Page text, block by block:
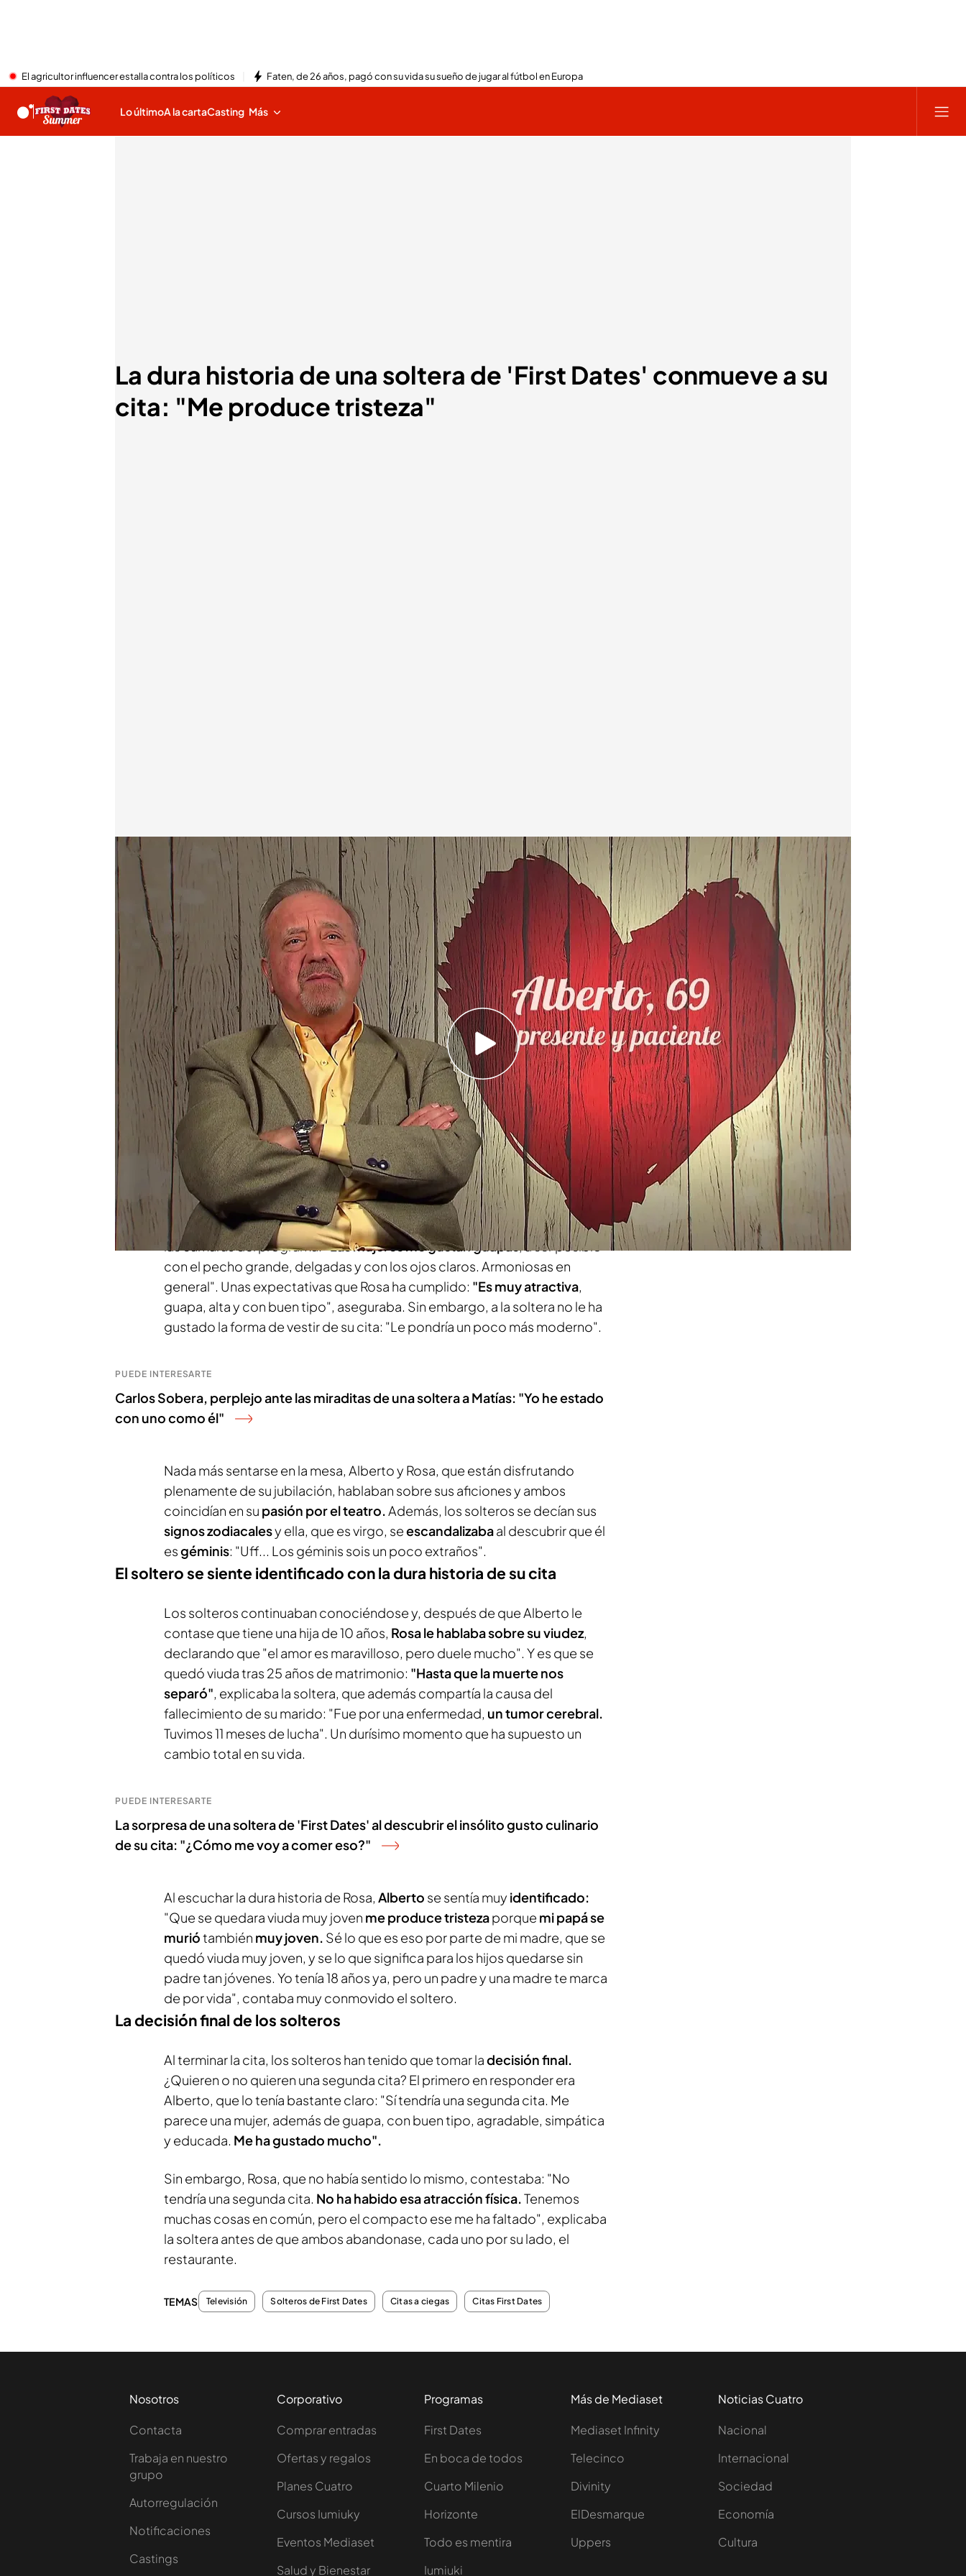
El agricultor influencer estalla contra los políticos Faten, de 26 años, pagó con su vida su sueño de jugar al fútbol en Europa
Lo últimoA la cartaCasting Más
La dura historia de una soltera de 'First Dates' conmueve a su
cita: "Me produce tristeza"
Un soltero se emociona con la historia de su cita cuatro.com
21 ENE 2026 - 22:55h.
Descubre al completo la cita de Alberto y Rosa en 'First Dates'
Una soltera de 'First Dates', en shock, tras descubrir la orientación
sexual de su cita: "¿En serio? ¡Qué loco!"
Compartir
Rosa tiene66 añosy está jubilada. La soltera llega a'First Dates'con
muchas ganas de encontrar pareja porque"lleva mucho tiempo sola".
Busca
un hombre que seaafína ella, alegre y con ganas de vivir, pero que,
sobre todo, seaindependiente: "Que no sea una mochila". Su cita es
Alberto, un empleado de banca jubilado de79 años.
El soltero tiene muy claro lo que busca en una mujer, y así se lo contaba a
las cámaras del programa:"Las mujeres me gustan guapas
, a ser posible
con el pecho grande, delgadas y con los ojos claros. Armoniosas en
general". Unas expectativas que Rosa ha cumplido: "Es muy atractiva,
guapa, alta y con buen tipo", aseguraba. Sin embargo, a la soltera no le ha
gustado la forma de vestir de su cita: "Le pondría un poco más moderno".
PUEDE INTERESARTE
Carlos Sobera, perplejo ante las miraditas de una soltera a Matías: "Yo he estado
con uno como él"
Nada más sentarse en la mesa, Alberto y Rosa, que están disfrutando
plenamente de su jubilación, hablaban sobre sus aficiones y ambos
coincidían en su pasión por el teatro.Además, los solteros se decían sus
signos zodiacalesy ella, que es virgo, seescandalizabaal descubrir que él
esgéminis: "Uff... Los géminis sois un poco extraños".
El soltero se siente identificado con la dura historia de su cita
Los solteros continuaban conociéndose y, después de que Alberto le
contase que tiene una hija de 10 años, Rosa le hablaba sobre su viudez,
declarando que "el amor es maravilloso, pero duele mucho". Y es que se
quedó viuda tras 25 años de matrimonio: "Hasta que la muerte nos
separó", explicaba la soltera, que además compartía la causa del
fallecimiento de su marido: "Fue por una enfermedad, un tumor cerebral.
Tuvimos 11 meses de lucha". Un durísimo momento que ha supuesto un
cambio total en su vida.
PUEDE INTERESARTE
La sorpresa de una soltera de 'First Dates' al descubrir el insólito gusto culinario
de su cita: "¿Cómo me voy a comer eso?"
Al escuchar la dura historia de Rosa, Alberto se sentía muy identificado:
"Que se quedara viuda muy joven me produce tristezaporque mi papá se
muriótambién muy joven. Sé lo que es eso por parte de mi madre, que se
quedó viuda muy joven, y se lo que significa para los hijos quedarse sin
padre tan jóvenes. Yo tenía 18 años ya, pero un padre y una madre te marca
de por vida", contaba muy conmovido el soltero.
La decisión final de los solteros
Al terminar la cita, los solteros han tenido que tomar ladecisión final.
¿Quieren o no quieren una segunda cita? El primero en responder era
Alberto, que lo tenía bastante claro: "Sí tendría una segunda cita. Me
parece una mujer, además de guapa, con buen tipo, agradable, simpática
y educada. Me ha gustado mucho".
Sin embargo, Rosa, que no había sentido lo mismo, contestaba: "No
tendría una segunda cita. No ha habido esa atracción física.Tenemos
muchas cosas en común, pero el compacto ese me ha faltado", explicaba
la soltera antes de que ambos abandonase, cada uno por su lado, el
restaurante.
TEMAS Televisión Solteros de First Dates Citas a ciegas Citas First Dates
Nosotros
Contacta
Trabaja en nuestro
grupo
Autorregulación
Notificaciones
Castings
Corporativo
Comprar entradas
Ofertas y regalos
Planes Cuatro
Cursos Iumiuky
Eventos Mediaset
Salud y Bienestar
Programas
First Dates
En boca de todos
Cuarto Milenio
Horizonte
Todo es mentira
Iumiuki
Más de Mediaset
Mediaset Infinity
Telecinco
Divinity
ElDesmarque
Uppers
Noticias Cuatro
Nacional
Internacional
Sociedad
Economía
Cultura